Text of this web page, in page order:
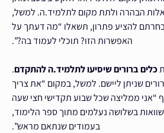
הבהרה ולתת מקום לתלמיד.ה. למשל,
להציע פתרון, תשאלו “מה דעתך על
האפשרות הזו? תוכלי לעמוד בה?”.
כלים ברורים שיסיעו לתלמיד.ה להתקדם.
שניתן ליישם. למשל, במקום “את צריך
“אני ממליצה שכל שבוע תקדישי חצי שעה
בשלושה נעלמים מתוך ספר הלימוד,
בעמודים שנתאם מראש”.